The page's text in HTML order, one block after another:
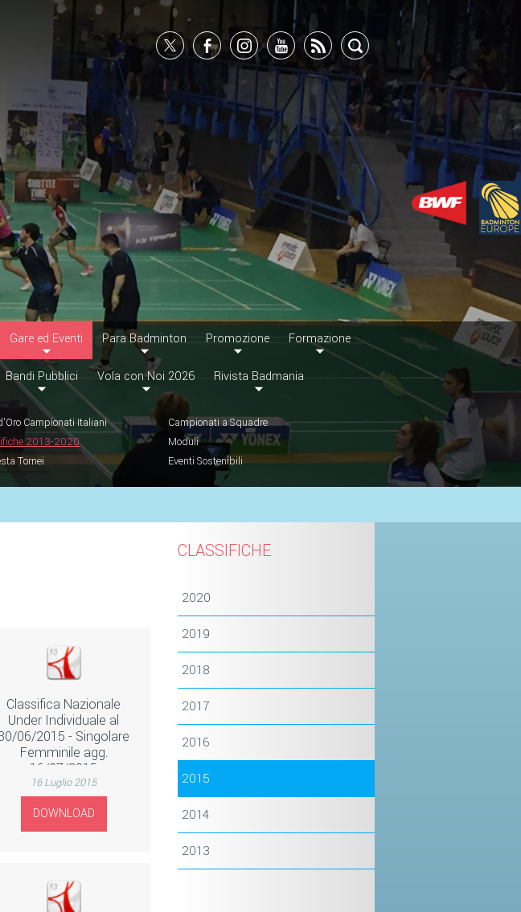
Gare ed Eventi Para Badminton Promozione Formazione
Bandi Pubblici Vola con Noi 2026 Rivista Badmania
Campionati Italiani
Campionati a Squadre
2013-2020
Moduli
Tornei Eventi Sostenibili
Classifica Nazionale
Under Individuale al
06/2015 - Singolare
Femminile agg.
16/07/2015
16 Luglio 2015
DOWNLOAD
CLASSIFICHE
2020
2019
2018
2017
2016
2015
2014
2013